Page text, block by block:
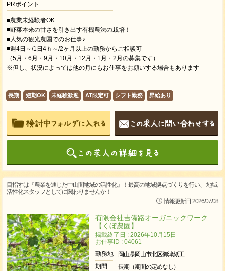
PRポイント
■農業未経験者OK
■野菜本来の甘さを引き出す有機農法の栽培！
■人気の観光農園でのお仕事♪
■週4日～/1日4ｈ～/2ヶ月以上の勤務からご相談可
（5月・6月・9月・10月・12月・1月・2月の募集です）
※但し、状況によっては他の月にもお仕事をお願いする場合もあります
長期 短期OK 未経験歓迎 AT限定可 シフト勤務 昇給あり
目指すは『農業を通じた中山間地域の活性化』！最高の地域拠点づくりを行い、 地域
活性化スタッフとしてに関わりませんか！
情報更新日 2026/07/08
有限会社吉備路オーガニックワーク
【くぼ農園】
掲載終了日 : 2026年10月15日
お仕事ID : 04061
勤務地
岡山県岡山市北区御津紙工
期間
長期（期間の定めなし）